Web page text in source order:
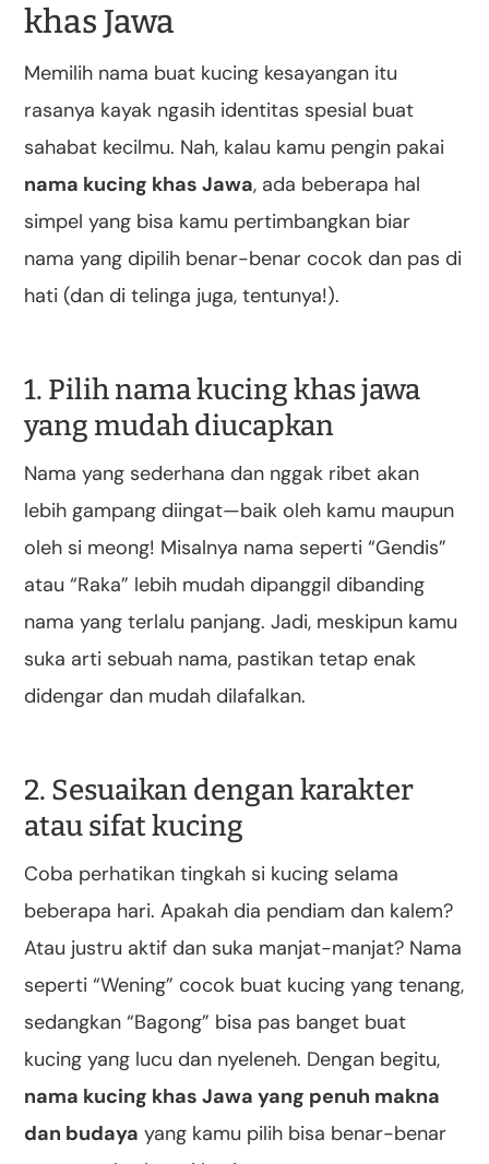
khas Jawa
Memilih nama buat kucing kesayangan itu
rasanya kayak ngasih identitas spesial buat
sahabat kecilmu. Nah, kalau kamu pengin pakai
nama kucing khas Jawa, ada beberapa hal
simpel yang bisa kamu pertimbangkan biar
nama yang dipilih benar-benar cocok dan pas di
hati (dan di telinga juga, tentunya!).
1. Pilih nama kucing khas jawa
yang mudah diucapkan
Nama yang sederhana dan nggak ribet akan
lebih gampang diingat—baik oleh kamu maupun
oleh si meong! Misalnya nama seperti “Gendis”
atau “Raka” lebih mudah dipanggil dibanding
nama yang terlalu panjang. Jadi, meskipun kamu
suka arti sebuah nama, pastikan tetap enak
didengar dan mudah dilafalkan.
2. Sesuaikan dengan karakter
atau sifat kucing
Coba perhatikan tingkah si kucing selama
beberapa hari. Apakah dia pendiam dan kalem?
Atau justru aktif dan suka manjat-manjat? Nama
seperti “Wening” cocok buat kucing yang tenang,
sedangkan “Bagong” bisa pas banget buat
kucing yang lucu dan nyeleneh. Dengan begitu,
nama kucing khas Jawa yang penuh makna
dan budaya yang kamu pilih bisa benar-benar